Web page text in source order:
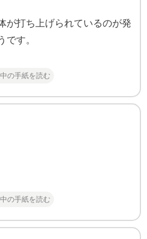
が打ち上げられているのが発
です。
の手紙を読む
の手紙を読む